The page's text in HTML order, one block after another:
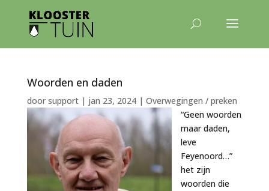
Woorden en daden
door support| jan 23, 2024| Overwegingen / preken
“Geen woorden
maar daden,
leve
Feyenoord…”
het zijn
woorden die